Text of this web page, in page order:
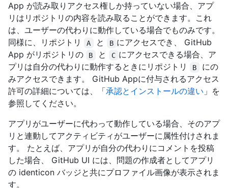
App が読み取りアクセス権しか持っていない場合、アプ
リはリポジトリの内容を読み取ることができます。これ
は、ユーザーの代わりに動作している場合でものみです。
同様に、リポジトリ
A と B にアクセスでき、 GitHub
App がリポジトリの
B と C にアクセスできる場合、ア
プリは自分の代わりに動作するときにリポジトリ
B
にの
みアクセスできます。 GitHub Appに付与されるアクセス
許可の詳細については、「承認とインストールの違い 」を
参照してください。
アプリがユーザーに代わって動作している場合、そのアプ
リと連動してアクティビティがユーザーに属性付けされま
す。 たとえば、アプリが自分の代わりにコメントを投稿
した場合、 GitHub UI には、問題の作成者としてアプリ
の identicon バッジと共にプロファイル画像が表示されま
す。